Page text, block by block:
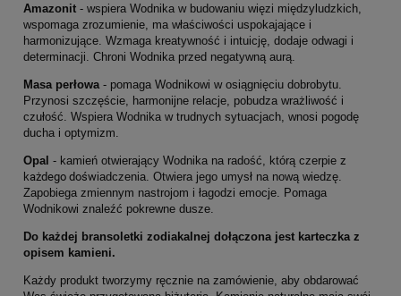
Amazonit - wspiera Wodnika w budowaniu więzi międzyludzkich,
wspomaga zrozumienie, ma właściwości uspokajające i
harmonizujące. Wzmaga kreatywność i intuicję, dodaje odwagi i
determinacji. Chroni Wodnika przed negatywną aurą.
Masa perłowa- pomaga Wodnikowi w osiągnięciu dobrobytu.
Przynosi szczęście, harmonijne relacje, pobudza wrażliwość i
czułość. Wspiera Wodnika w trudnych sytuacjach, wnosi pogodę
ducha i optymizm.
Opal - kamień otwierający Wodnika na radość, którą czerpie z
każdego doświadczenia. Otwiera jego umysł na nową wiedzę.
Zapobiega zmiennym nastrojom i łagodzi emocje. Pomaga
Wodnikowi znaleźć pokrewne dusze.
Do każdej bransoletki zodiakalnej dołączona jest karteczka z
opisem kamieni.
Każdy produkt tworzymy ręcznie na zamówienie, aby obdarować